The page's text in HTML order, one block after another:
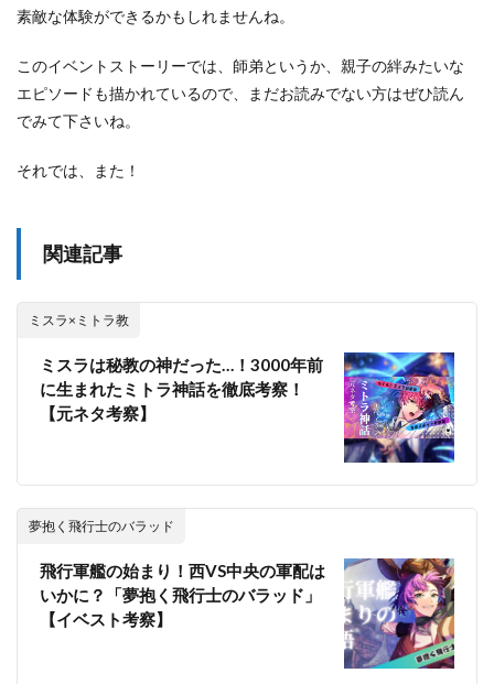
素敵な体験ができるかもしれませんね。
このイベントストーリーでは、師弟というか、親子の絆みたいな
エピソードも描かれているので、まだお読みでない方はぜひ読ん
でみて下さいね。
それでは、また！
関連記事
ミスラ×ミトラ教
ミスラは秘教の神だった…！3000年前
に生まれたミトラ神話を徹底考察！
【元ネタ考察】
夢抱く飛行士のバラッド
飛行軍艦の始まり！西VS中央の軍配は
いかに？「夢抱く飛行士のバラッド」
【イベスト考察】